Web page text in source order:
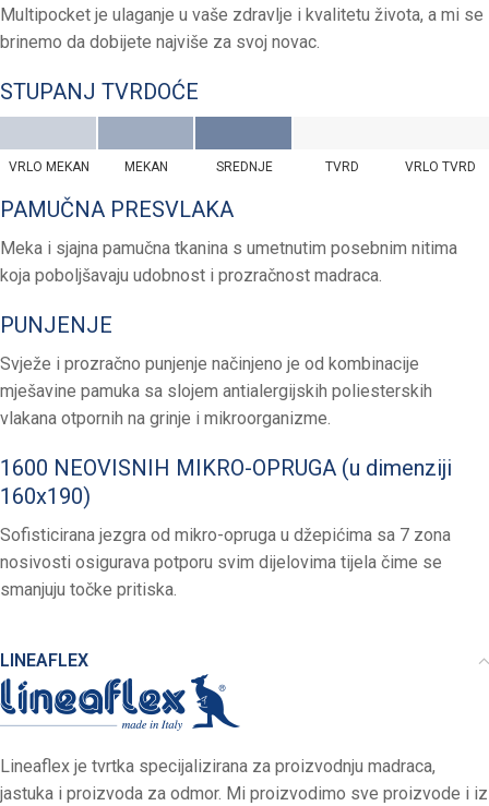
Multipocket je ulaganje u vaše zdravlje i kvalitetu života, a mi se
brinemo da dobijete najviše za svoj novac.
STUPANJ TVRDOĆE
VRLO MEKAN MEKAN SREDNJE TVRD VRLO TVRD
PAMUČNA PRESVLAKA
Meka i sjajna pamučna tkanina s umetnutim posebnim nitima
koja poboljšavaju udobnost i prozračnost madraca.
PUNJENJE
Svježe i prozračno punjenje načinjeno je od kombinacije
mješavine pamuka sa slojem antialergijskih poliesterskih
vlakana otpornih na grinje i mikroorganizme.
1600 NEOVISNIH MIKRO-OPRUGA (u dimenziji
160x190)
Sofisticirana jezgra od mikro-opruga u džepićima sa 7 zona
nosivosti osigurava potporu svim dijelovima tijela čime se
smanjuju točke pritiska.
LINEAFLEX
Lineaflex je tvrtka specijalizirana za proizvodnju madraca,
jastuka i proizvoda za odmor. Mi proizvodimo sve proizvode i iz